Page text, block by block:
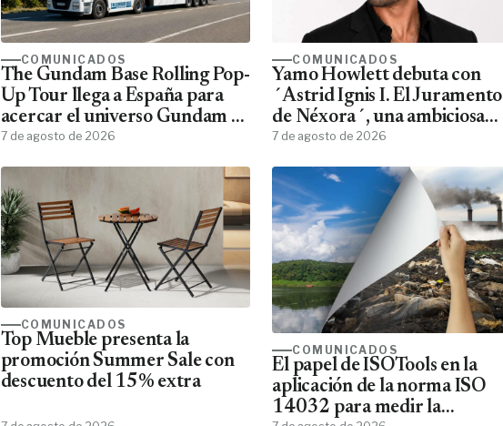
COMUNICADOS
The Gundam Base Rolling Pop-
Up Tour llega a España para
acercar el universo Gundam a
todos los fans
7 de agosto de 2026
COMUNICADOS
Yamo Howlett debuta con
´Astrid Ignis I. El Juramento
de Néxora´, una ambiciosa
saga de fantasía y ciencia
7 de agosto de 2026
COMUNICADOS
Top Mueble presenta la
promoción Summer Sale con
descuento del 15% extra
COMUNICADOS
El papel de ISOTools en la
aplicación de la norma ISO
14032 para medir la